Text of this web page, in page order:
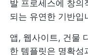
발 프로세스에 창의
되는 유연한 기반입
앱, 웹사이트, 건물
한 템플릿은 명확성